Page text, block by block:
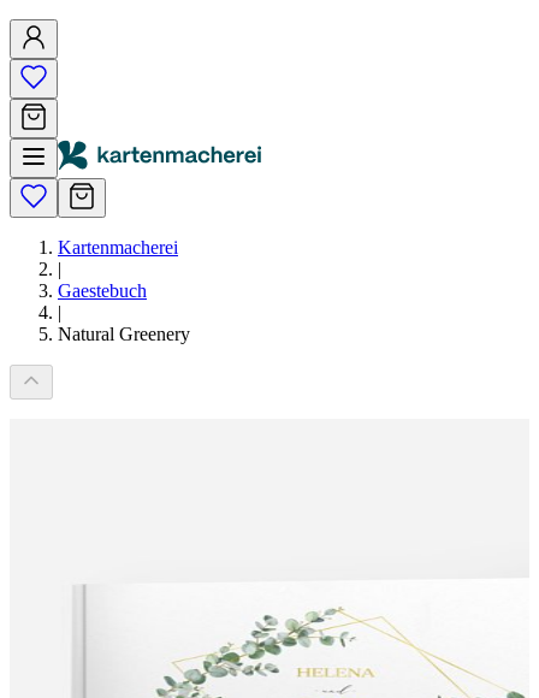
Kartenmacherei
|
Gaestebuch
|
Natural Greenery